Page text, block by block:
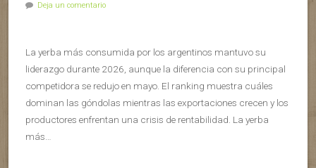
Deja un comentario
La yerba más consumida por los argentinos mantuvo su
liderazgo durante 2026, aunque la diferencia con su principal
competidora se redujo en mayo. El ranking muestra cuáles
dominan las góndolas mientras las exportaciones crecen y los
productores enfrentan una crisis de rentabilidad. La yerba
más…